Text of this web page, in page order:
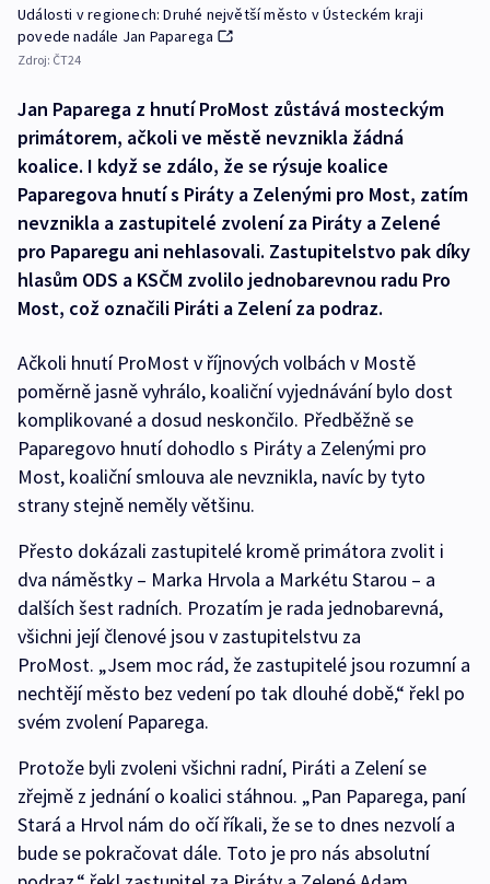
Události v regionech: Druhé největší město v Ústeckém kraji
povede nadále Jan Paparega
Zdroj: ČT24
Jan Paparega z hnutí ProMost zůstává mosteckým
primátorem, ačkoli ve městě nevznikla žádná
koalice. I když se zdálo, že se rýsuje koalice
Paparegova hnutí s Piráty a Zelenými pro Most, zatím
nevznikla a zastupitelé zvolení za Piráty a Zelené
pro Paparegu ani nehlasovali. Zastupitelstvo pak díky
hlasům ODS a KSČM zvolilo jednobarevnou radu Pro
Most, což označili Piráti a Zelení za podraz.
Ačkoli hnutí ProMost v říjnových volbách v Mostě
poměrně jasně vyhrálo, koaliční vyjednávání bylo dost
komplikované a dosud neskončilo. Předběžně se
Paparegovo hnutí dohodlo s Piráty a Zelenými pro
Most, koaliční smlouva ale nevznikla, navíc by tyto
strany stejně neměly většinu.
Přesto dokázali zastupitelé kromě primátora zvolit i
dva náměstky – Marka Hrvola a Markétu Starou – a
dalších šest radních. Prozatím je rada jednobarevná,
všichni její členové jsou v zastupitelstvu za
ProMost. „Jsem moc rád, že zastupitelé jsou rozumní a
nechtějí město bez vedení po tak dlouhé době,“ řekl po
svém zvolení Paparega.
Protože byli zvoleni všichni radní, Piráti a Zelení se
zřejmě z jednání o koalici stáhnou. „Pan Paparega, paní
Stará a Hrvol nám do očí říkali, že se to dnes nezvolí a
bude se pokračovat dále. Toto je pro nás absolutní